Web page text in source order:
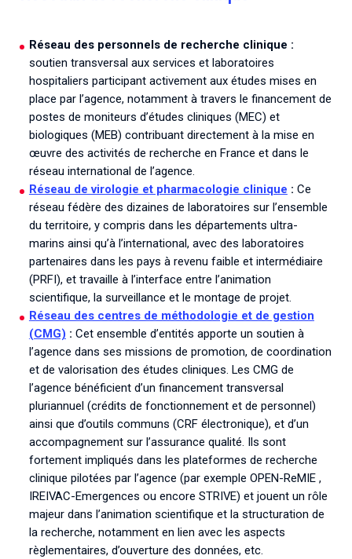
Retrouvez toutes les cellules Émergence, actives ou
inactives.
Réseau des personnels de recherche clinique :
soutien transversal aux services et laboratoires
hospitaliers participant activement aux études mises en
place par l’agence, notamment à travers le financement de
postes de moniteurs d’études cliniques (MEC) et
biologiques (MEB) contribuant directement à la mise en
œuvre des activités de recherche en France et dans le
réseau international de l’agence.
Réseau de virologie et pharmacologie clinique : Ce
réseau fédère des dizaines de laboratoires sur l’ensemble
du territoire, y compris dans les départements ultra-
marins ainsi qu’à l’international, avec des laboratoires
partenaires dans les pays à revenu faible et intermédiaire
(PRFI), et travaille à l’interface entre l’animation
scientifique, la surveillance et le montage de projet.
Réseau des centres de méthodologie et de gestion
(CMG) : Cet ensemble d’entités apporte un soutien à
l’agence dans ses missions de promotion, de coordination
et de valorisation des études cliniques. Les CMG de
l’agence bénéficient d’un financement transversal
pluriannuel (crédits de fonctionnement et de personnel)
ainsi que d’outils communs (CRF électronique), et d’un
accompagnement sur l’assurance qualité. Ils sont
fortement impliqués dans les plateformes de recherche
clinique pilotées par l’agence (par exemple OPEN-ReMIE ,
IREIVAC-Emergences ou encore STRIVE) et jouent un rôle
majeur dans l’animation scientifique et la structuration de
la recherche, notamment en lien avec les aspects
règlementaires, d’ouverture des données, etc.